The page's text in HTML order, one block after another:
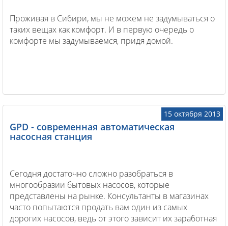
Проживая в Сибири, мы не можем не задумываться о
таких вещах как комфорт. И в первую очередь о
комфорте мы задумываемся, придя домой.
15 октября 2013
GPD - современная автоматическая
насосная станция
Сегодня достаточно сложно разобраться в
многообразии бытовых насосов, которые
представлены на рынке. Консультанты в магазинах
часто попытаются продать вам один из самых
дорогих насосов, ведь от этого зависит их заработная